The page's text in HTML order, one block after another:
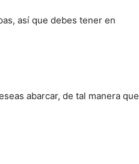
así que debes tener en
abarcar, de tal manera que